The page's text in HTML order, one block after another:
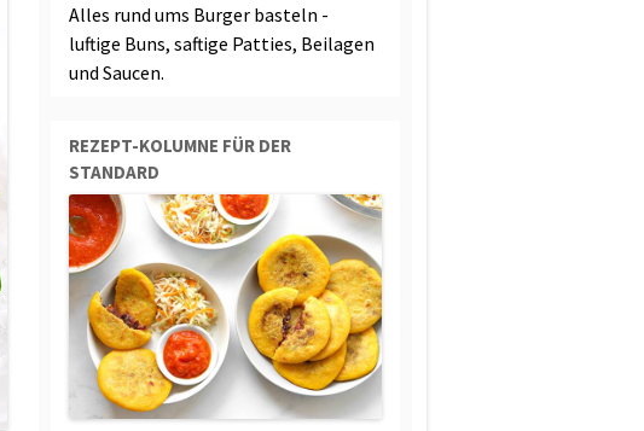
Alles rund ums Burger basteln -
luftige Buns, saftige Patties, Beilagen
und Saucen.
REZEPT-KOLUMNE FÜR DER
STANDARD